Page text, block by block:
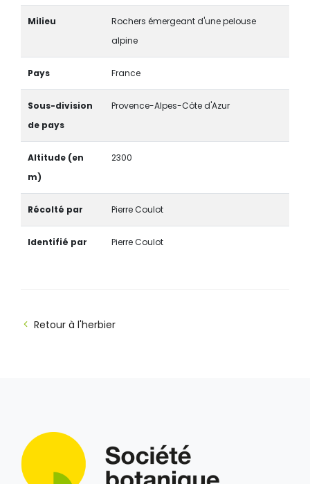
Milieu
Rochers émergeant d'une pelouse
alpine
Pays France
Sous-division
de pays
Provence-Alpes-Côte d'Azur
Altitude (en
m)
2300
Récolté par Pierre Coulot
Identifié par Pierre Coulot
Retour à l'herbier